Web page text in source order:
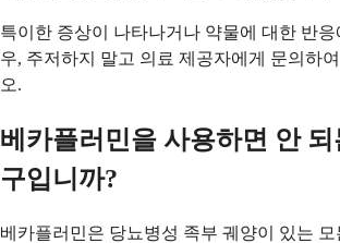
특이한 증상이 나타나거나 약물에 대한 반
우, 주저하지 말고 의료 제공자에게 문의하
오.
베카플러민을 사용하면 안
구입니까?
베카플러민은 당뇨병성 족부 궤양이 있는